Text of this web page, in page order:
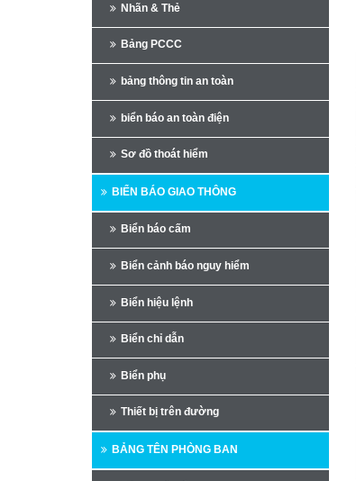
Nhãn & Thẻ
Bảng PCCC
bảng thông tin an toàn
biển báo an toàn điện
Sơ đồ thoát hiểm
BIỂN BÁO GIAO THÔNG
Biển báo cấm
Biển cảnh báo nguy hiểm
Biển hiệu lệnh
Biển chỉ dẫn
Biển phụ
Thiết bị trên đường
BẢNG TÊN PHÒNG BAN